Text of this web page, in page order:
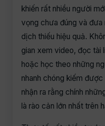
khiến rất nhiều người
vọng chưa đúng và đưa
dịch thiếu hiệu quả.
gian xem video, đọc tài
hoặc học theo những
nhanh chóng kiếm
nhận ra rằng chính
là rào cản lớn nhất trên